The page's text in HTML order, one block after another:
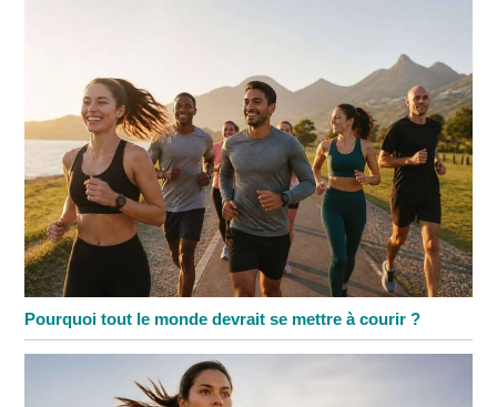
Pourquoi tout le monde devrait se mettre à courir ?